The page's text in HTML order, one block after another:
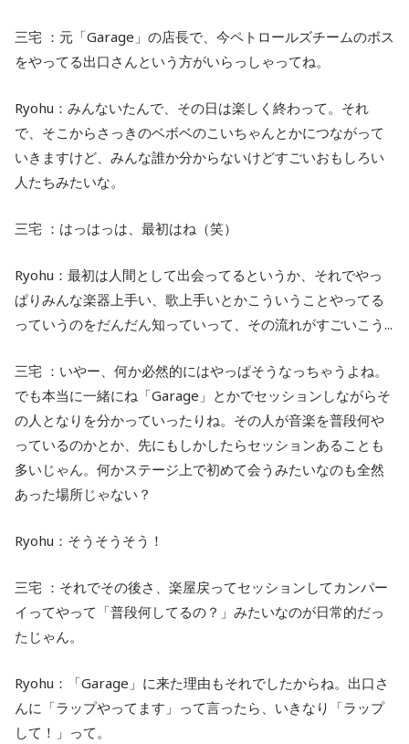
三宅 ：元「Garage」の店長で、今ペトロールズチームのボス
をやってる出口さんという方がいらっしゃってね。
Ryohu：みんないたんで、その日は楽しく終わって。それ
で、そこからさっきのベボベのこいちゃんとかにつながって
いきますけど、みんな誰か分からないけどすごいおもしろい
人たちみたいな。
三宅 ：はっはっは、最初はね（笑）
Ryohu：最初は人間として出会ってるというか、それでやっ
ぱりみんな楽器上手い、歌上手いとかこういうことやってる
っていうのをだんだん知っていって、その流れがすごいこう...
三宅 ：いやー、何か必然的にはやっぱそうなっちゃうよね。
でも本当に一緒にね「Garage」とかでセッションしながらそ
の人となりを分かっていったりね。その人が音楽を普段何や
っているのかとか、先にもしかしたらセッションあることも
多いじゃん。何かステージ上で初めて会うみたいなのも全然
あった場所じゃない？
Ryohu：そうそうそう！
三宅 ：それでその後さ、楽屋戻ってセッションしてカンパー
イってやって「普段何してるの？」みたいなのが日常的だっ
たじゃん。
Ryohu：「Garage」に来た理由もそれでしたからね。出口さ
んに「ラップやってます」って言ったら、いきなり「ラップ
して！」って。